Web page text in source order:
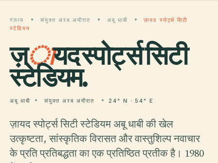
गंतव्य संयुक्त अरब अमीरात अबू धाबी
ज़ायद स्पोर्ट्स सिटी
स्टेडियम
ज़ायद स्पोर्ट्स सिटी
स्टेडियम.
अबू धाबी संयुक्त अरब अमीरात 24° N · 54° E
ज़ायद स्पोर्ट्स सिटी स्टेडियम अबू धाबी की खेल
उत्कृष्टता, सांस्कृतिक विरासत और वास्तुशिल्प नवाचार
के प्रति प्रतिबद्धता का एक प्रतिष्ठित प्रतीक है। 1980